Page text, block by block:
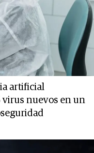
artificial
virus nuevos en un